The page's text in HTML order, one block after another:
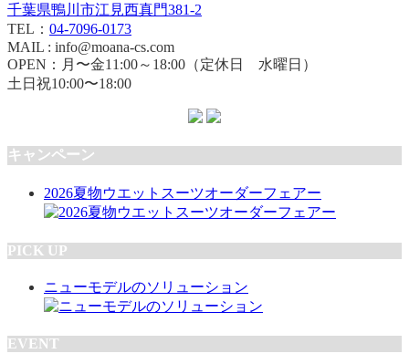
千葉県鴨川市江見西真門381-2
TEL： 04-7096-0173
MAIL : info@moana-cs.com
OPEN：月〜金11:00～18:00（定休日 水曜日）
土日祝10:00〜18:00
キャンペーン
2026夏物ウエットスーツオーダーフェアー
PICK UP
ニューモデルのソリューション
EVENT